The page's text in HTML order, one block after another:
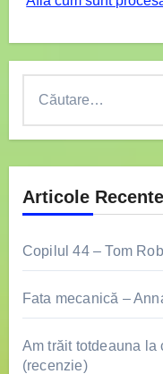
Articole Recente
Copilul 44 – Tom
Fata mecanică –
Am trăit totdeauna la
(recenzie)